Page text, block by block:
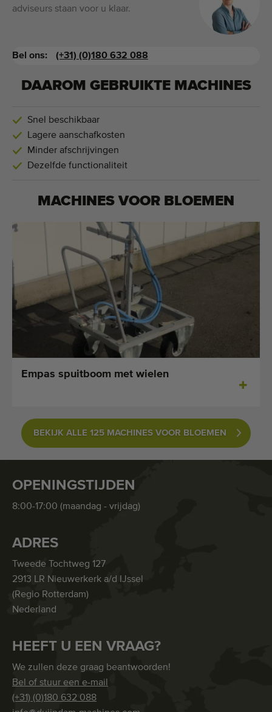
adviseurs staan voor u klaar.
Bel ons: (+31) (0)180 632 088
DAAROM GEBRUIKTE MACHINES
Snel beschikbaar
Lagere aanschafkosten
Minder afschrijvingen
Dezelfde functionaliteit
MACHINES VOOR BLOEMEN
Empas spuitboom met wielen
BEKIJK ALLE 125 MACHINES VOOR BLOEMEN
OPENINGSTIJDEN
8:00-17:00 (maandag - vrijdag)
ADRES
Tweede Tochtweg 127
2913 LR Nieuwerkerk a/d IJssel
(Regio Rotterdam)
Nederland
HEEFT U EEN VRAAG?
We zullen deze graag beantwoorden!
Bel of stuur een e-mail
(+31) (0)180 632 088